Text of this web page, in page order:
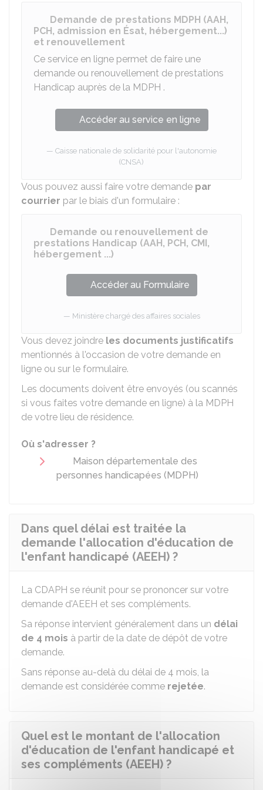
Demande de prestations MDPH (AAH,
PCH, admission en Ésat, hébergement...)
et renouvellement
Ce service en ligne permet de faire une
demande ou renouvellement de prestations
Handicap auprès de la MDPH .
Accéder au service en ligne
Caisse nationale de solidarité pour l'autonomie
(CNSA)
Vous pouvez aussi faire votre demande par
courrier par le biais d'un formulaire :
Demande ou renouvellement de
prestations Handicap (AAH, PCH, CMI,
hébergement ...)
Accéder au Formulaire
Ministère chargé des affaires sociales
Vous devez joindre les documents justificatifs
mentionnés à l'occasion de votre demande en
ligne ou sur le formulaire.
Les documents doivent être envoyés (ou scannés
si vous faites votre demande en ligne) à la MDPH
de votre lieu de résidence.
Où s'adresser ?
Maison départementale des
personnes handicapées (MDPH)
Dans quel délai est traitée la
demande l'allocation d'éducation de
l'enfant handicapé (AEEH) ?
La CDAPH se réunit pour se prononcer sur votre
demande d'AEEH et ses compléments.
Sa réponse intervient généralement dans un délai
de 4 mois à partir de la date de dépôt de votre
demande.
Sans réponse au-delà du délai de 4 mois, la
demande est considérée comme rejetée.
Quel est le montant de l'allocation
d'éducation de l'enfant handicapé et
ses compléments (AEEH) ?